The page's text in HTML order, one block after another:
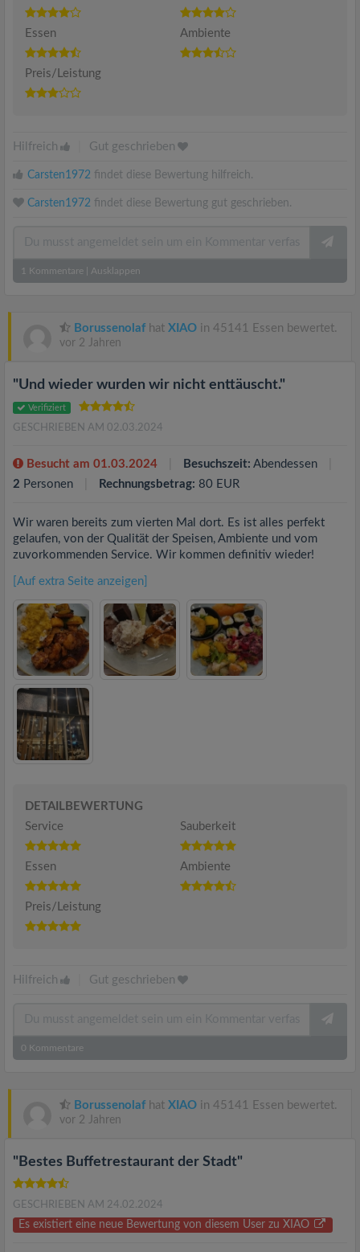
Essen Ambiente
Preis/Leistung
Hilfreich Gut geschrieben
Carsten1972 findet diese Bewertung hilfreich.
Carsten1972 findet diese Bewertung gut geschrieben.
1 Kommentare Ausklappen
Borussenolaf hat XIAO in 45141 Essen bewertet.
vor 2 Jahren
"Und wieder wurden wir nicht enttäuscht."
Verifiziert
GESCHRIEBEN AM 02.03.2024
Besucht am 01.03.2024 Besuchszeit: Abendessen
2 Personen Rechnungsbetrag: 80 EUR
Wir waren bereits zum vierten Mal dort. Es ist alles perfekt
gelaufen, von der Qualität der Speisen, Ambiente und vom
zuvorkommenden Service. Wir kommen definitiv wieder!
[Auf extra Seite anzeigen]
DETAILBEWERTUNG
Service
Sauberkeit
Essen Ambiente
Preis/Leistung
Hilfreich Gut geschrieben
0 Kommentare
Borussenolaf hat XIAO in 45141 Essen bewertet.
vor 2 Jahren
"Bestes Buffetrestaurant der Stadt"
GESCHRIEBEN AM 24.02.2024
Es existiert eine neue Bewertung von diesem User zu XIAO